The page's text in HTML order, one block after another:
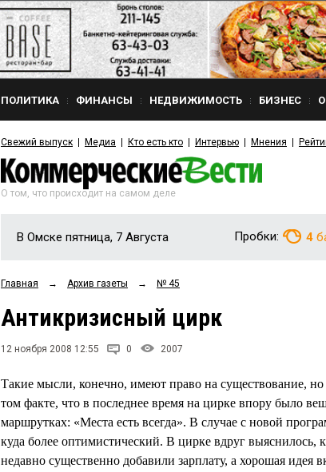
ПОЛИТИКА ФИНАНСЫ НЕДВИЖИМОСТЬ БИЗНЕС
Свежий выпуск Медиа Кто есть кто Интервью Мнения
О том, что происходит на самом деле
В Омске пятница, 7 Августа Пробки: 4
Главная → Архив газеты → № 45
Антикризисный цирк
12 ноября 2008 12:55 0 2007
Такие мысли, конечно, имеют право на существование,
том факте, что в последнее время на цирке впору было
маршрутках: «Места есть всегда». В случае с новой
куда более оптимистический. В цирке вдруг выяснилось,
недавно существенно добавили зарплату, а хорошая идея